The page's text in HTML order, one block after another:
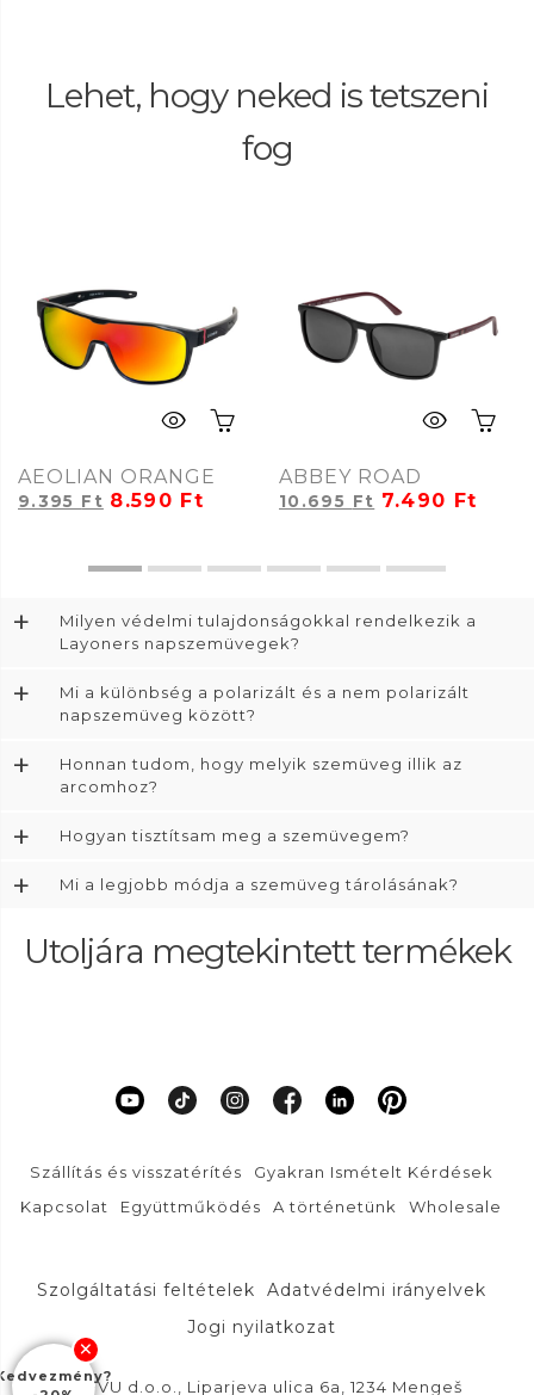
Lehet, hogy neked is tetszeni
fog
AEOLIAN ORANGE
9.395 Ft 8.590 Ft
ABBEY ROAD
10.695 Ft 7.490 Ft
+
Milyen védelmi tulajdonságokkal rendelkezik a
Layoners napszemüvegek?
+
Mi a különbség a polarizált és a nem polarizált
napszemüveg között?
+
Honnan tudom, hogy melyik szemüveg illik az
arcomhoz?
+ Hogyan tisztítsam meg a szemüvegem?
+ Mi a legjobb módja a szemüveg tárolásának?
Utoljára megtekintett termékek
Szállítás és visszatérítés
Gyakran Ismételt Kérdések
Kapcsolat
Együttműködés A történetünk Wholesale
Szolgáltatási feltételek
Adatvédelmi irányelvek
Jogi nyilatkozat
DFVU d.o.o., Liparjeva ulica 6a, 1234 Mengeš